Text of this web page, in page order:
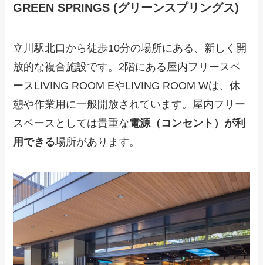
GREEN SPRINGS (グリーンスプリングス)
立川駅北口から徒歩10分の場所にある、新しく開
放的な複合施設です。2階にある屋内フリースペ
ースLIVING ROOM EやLIVING ROOM Wは、休
憩や作業用に一般開放されています。屋内フリー
スペースとしては貴重な電源（コンセント）が利
用できる場所があります。